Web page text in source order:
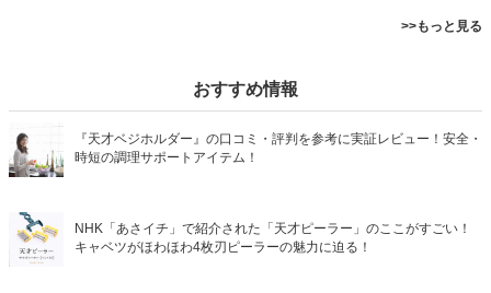
>>もっと見る
おすすめ情報
『天才ベジホルダー』の口コミ・評判を参考に実証レビュー！安全・
時短の調理サポートアイテム！
NHK「あさイチ」で紹介された「天才ピーラー」のここがすごい！
キャベツがほわほわ4枚刃ピーラーの魅力に迫る！